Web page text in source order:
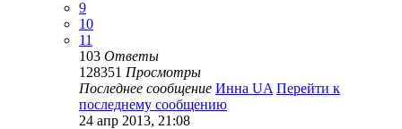
9
10
11
103 Ответы
128351 Просмотры
Последнее сообщение Инна UA Перейти к
последнему сообщению
24 апр 2013, 21:08